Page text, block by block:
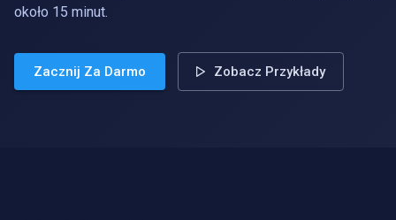
około 15 minut.
Zacznij Za Darmo Zobacz Przykłady